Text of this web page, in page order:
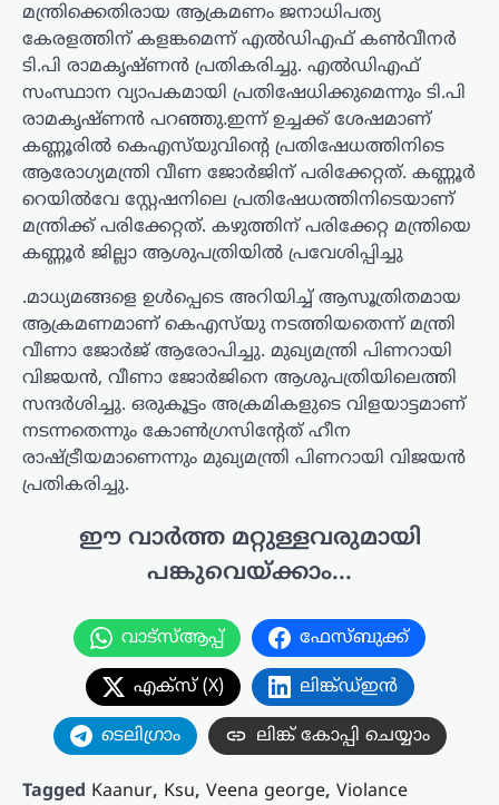
മന്ത്രിക്കെതിരായ ആക്രമണം ജനാധിപത്യ
കേരളത്തിന് കളങ്കമെന്ന് എൽഡിഎഫ് കൺവീനർ
ടി.പി രാമകൃഷ്ണൻ പ്രതികരിച്ചു. എല്‍ഡിഎഫ്
സംസ്ഥാന വ്യാപകമായി പ്രതിഷേധിക്കുമെന്നും ടി.പി
രാമകൃഷ്ണൻ പറഞ്ഞു.ഇന്ന് ഉച്ചക്ക് ശേഷമാണ്
കണ്ണൂരില്‍ കെഎസ്‍യുവിന്റെ പ്രതിഷേധത്തിനിടെ
ആരോഗ്യമന്ത്രി വീണ ജോർജിന് പരിക്കേറ്റത്. കണ്ണൂർ
റെയിൽവേ സ്റ്റേഷനിലെ പ്രതിഷേധത്തിനിടെയാണ്
മന്ത്രിക്ക് പരിക്കേറ്റത്. കഴുത്തിന് പരിക്കേറ്റ മന്ത്രിയെ
കണ്ണൂർ ജില്ലാ ആശുപത്രിയില്‍ പ്രവേശിപ്പിച്ചു
.മാധ്യമങ്ങളെ ഉൾപ്പെടെ അറിയിച്ച് ആസൂത്രിതമായ
ആക്രമണമാണ് കെഎസ്‍യു നടത്തിയതെന്ന് മന്ത്രി
വീണാ ജോർജ് ആരോപിച്ചു. മുഖ്യമന്ത്രി പിണറായി
വിജയൻ, വീണാ ജോർജിനെ ആശുപത്രിയിലെത്തി
സന്ദർശിച്ചു. ഒരുകൂട്ടം അക്രമികളുടെ വിളയാട്ടമാണ്
നടന്നതെന്നും കോൺഗ്രസിന്റേത് ഹീന
രാഷ്ട്രീയമാണെന്നും മുഖ്യമന്ത്രി പിണറായി വിജയൻ
പ്രതികരിച്ചു.
ഈ വാർത്ത മറ്റുള്ളവരുമായി
പങ്കുവെയ്ക്കാം...
വാട്സ്ആപ്പ് ഫേസ്ബുക്ക്
എക്സ് (X) ലിങ്ക്ഡ്ഇൻ
ടെലിഗ്രാം ലിങ്ക് കോപ്പി ചെയ്യാം
Tagged Kaanur, Ksu, Veena george, Violance